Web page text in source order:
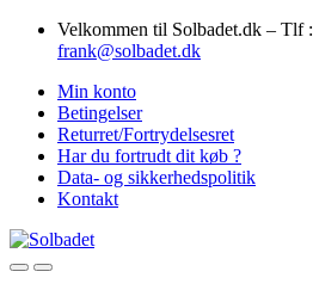
Skip
Skip
Velkommen til Solbadet.dk – Tlf :
frank@solbadet.dk
Min konto
Betingelser
Returret/Fortrydelsesret
Har du fortrudt dit køb ?
Data- og sikkerhedspolitik
Kontakt
OpenClose